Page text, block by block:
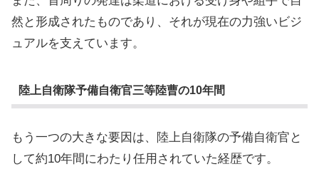
然と形成されたものであり、それが現在の力強いビジ
ュアルを支えています。
陸上自衛隊予備自衛官三等陸曹の10年間
もう一つの大きな要因は、陸上自衛隊の予備自衛官と
して約10年間にわたり任用されていた経歴です。